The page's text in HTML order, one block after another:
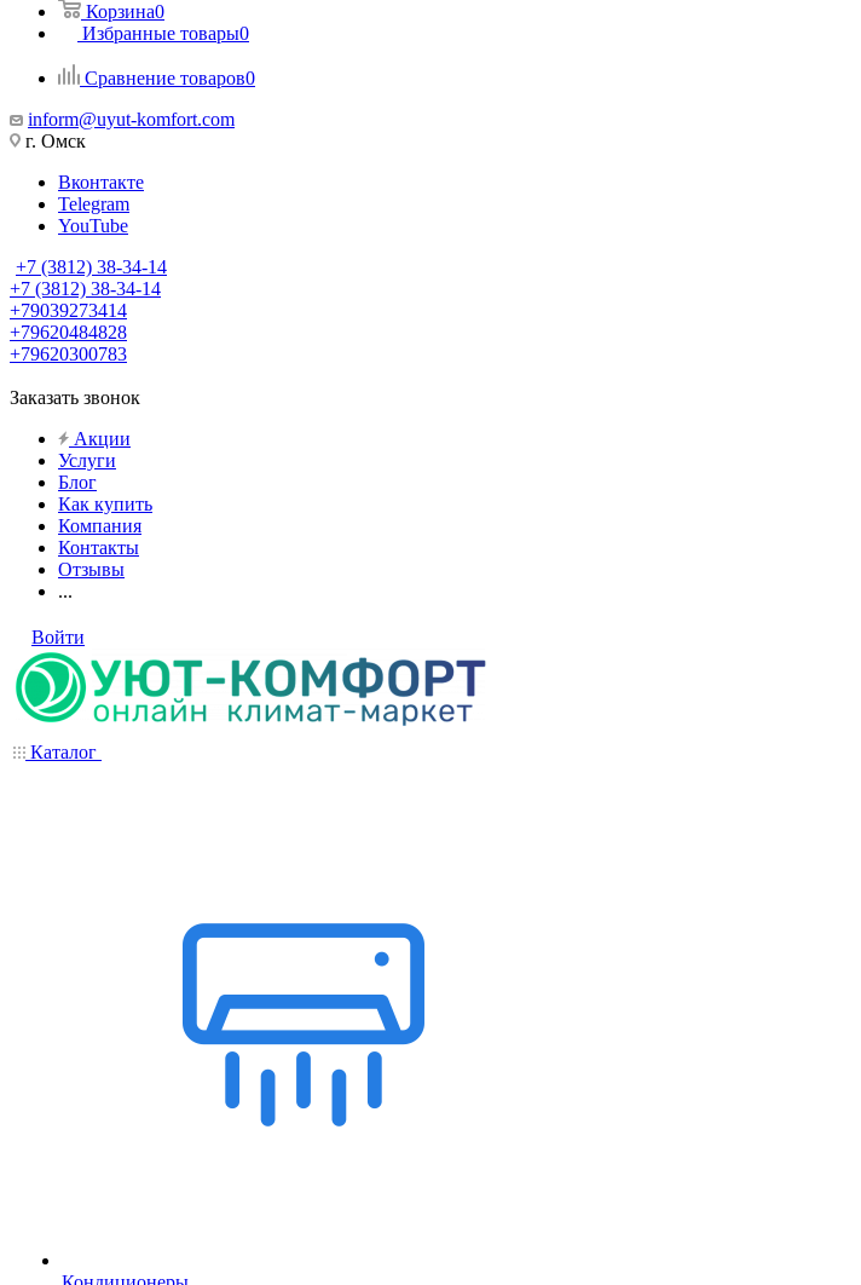
Корзина0
Избранные товары0
Сравнение товаров0
inform@uyut-komfort.com
г. Омск
Вконтакте
Telegram
YouTube
+7 (3812) 38-34-14
+7 (3812) 38-34-14
+79039273414
+79620484828
+79620300783
Заказать звонок
Акции
Услуги
Блог
Как купить
Компания
Контакты
Отзывы
...
Войти
Каталог